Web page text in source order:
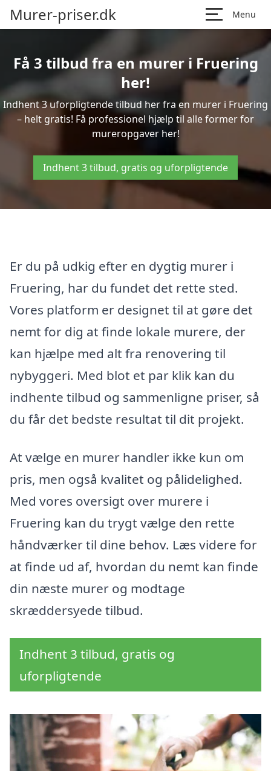
Murer-priser.dk Menu
Få 3 tilbud fra en murer i Fruering
her!
Indhent 3 uforpligtende tilbud her fra en murer i Fruering
– helt gratis! Få professionel hjælp til alle former for
mureropgaver her!
Indhent 3 tilbud, gratis og uforpligtende
Er du på udkig efter en dygtig murer i
Fruering, har du fundet det rette sted.
Vores platform er designet til at gøre det
nemt for dig at finde lokale murere, der
kan hjælpe med alt fra renovering til
nybyggeri. Med blot et par klik kan du
indhente tilbud og sammenligne priser, så
du får det bedste resultat til dit projekt.
At vælge en murer handler ikke kun om
pris, men også kvalitet og pålidelighed.
Med vores oversigt over murere i
Fruering kan du trygt vælge den rette
håndværker til dine behov. Læs videre for
at finde ud af, hvordan du nemt kan finde
din næste murer og modtage
skræddersyede tilbud.
Indhent 3 tilbud, gratis og
uforpligtende